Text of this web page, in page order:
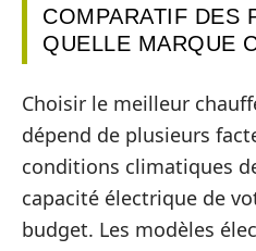
COMPARATIF DES
QUELLE MARQUE
Choisir le meilleur
dépend de plusieurs
conditions climatiques
capacité électrique de
budget. Les modèles